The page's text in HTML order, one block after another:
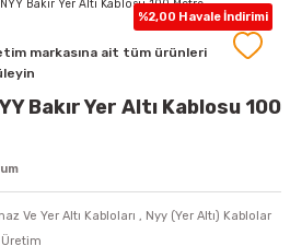
%2,00 Havale İndirimi
markasına ait tüm ürünleri
Bakır Yer Altı Kablosu 100
Ve Yer Altı Kabloları , Nyy (Yer Altı) Kablolar
Üretim